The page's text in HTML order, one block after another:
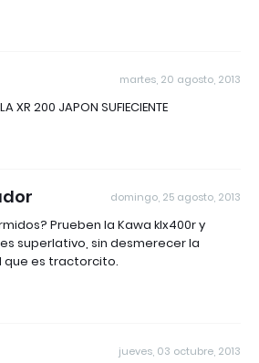
martes, 20 agosto, 2013
XR 200 JAPON SUFIECIENTE
domingo, 25 agosto, 2013
Prueben la Kawa klx400r y
superlativo, sin desmerecer la
que es tractorcito.
jueves, 03 octubre, 2013